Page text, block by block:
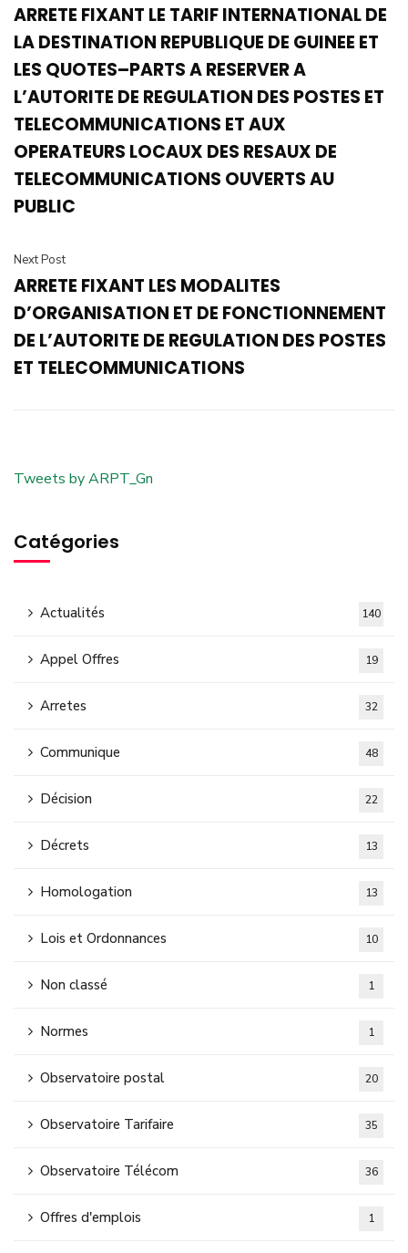
ARRETE FIXANT LE TARIF INTERNATIONAL DE
LA DESTINATION REPUBLIQUE DE GUINEE ET
LES QUOTES–PARTS A RESERVER A
L’AUTORITE DE REGULATION DES POSTES ET
TELECOMMUNICATIONS ET AUX
OPERATEURS LOCAUX DES RESAUX DE
TELECOMMUNICATIONS OUVERTS AU
PUBLIC
Next Post
ARRETE FIXANT LES MODALITES
D’ORGANISATION ET DE FONCTIONNEMENT
DE L’AUTORITE DE REGULATION DES POSTES
ET TELECOMMUNICATIONS
Tweets by ARPT_Gn
Catégories
Actualités 140
Appel Offres 19
Arretes 32
Communique 48
Décision 22
Décrets 13
Homologation 13
Lois et Ordonnances 10
Non classé 1
Normes 1
Observatoire postal 20
Observatoire Tarifaire 35
Observatoire Télécom 36
Offres d'emplois 1